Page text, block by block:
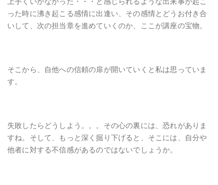
った時に沸き起こる感情に出逢い、その感情とどうお付き合
いして、次の担当章を進めていくのか、ここが講座の宝物。
そこから、自他への信頼の扉が開いていくと私は思っていま
す。
失敗したらどうしよう。。。その心の裏には、恐れがありま
すね。そして、もっと深く掘り下げると、そこには、
自分や
他者に対する不信感があるのではないでしょうか。